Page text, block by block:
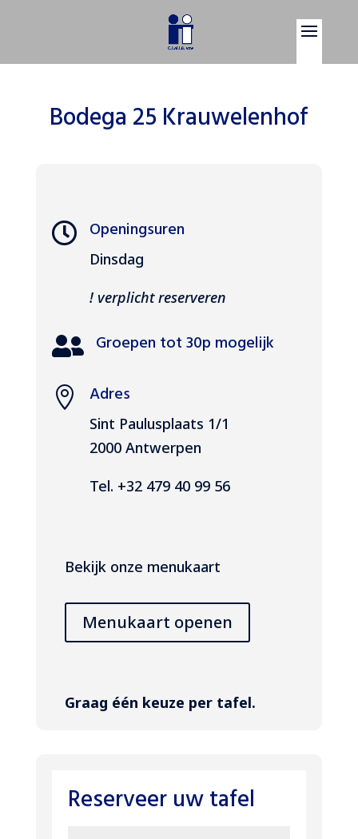
Bodega 25 Krauwelenhof
 Openingsuren
Dinsdag
! verplicht reserveren
 Groepen tot 30p mogelijk
 Adres
Sint Paulusplaats 1/1
2000 Antwerpen
Tel. +32 479 40 99 56
Bekijk onze menukaart
Menukaart openen
Graag één keuze per tafel.
Reserveer uw tafel